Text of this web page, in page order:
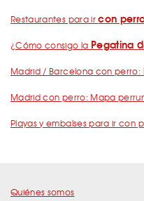
Restaurantes para ircon
¿Cómo consigo la Pegatina
Madrid / Barcelona con perro:
Madrid con perro: Mapa
Playas y embalses para ir con
Quiénes somos